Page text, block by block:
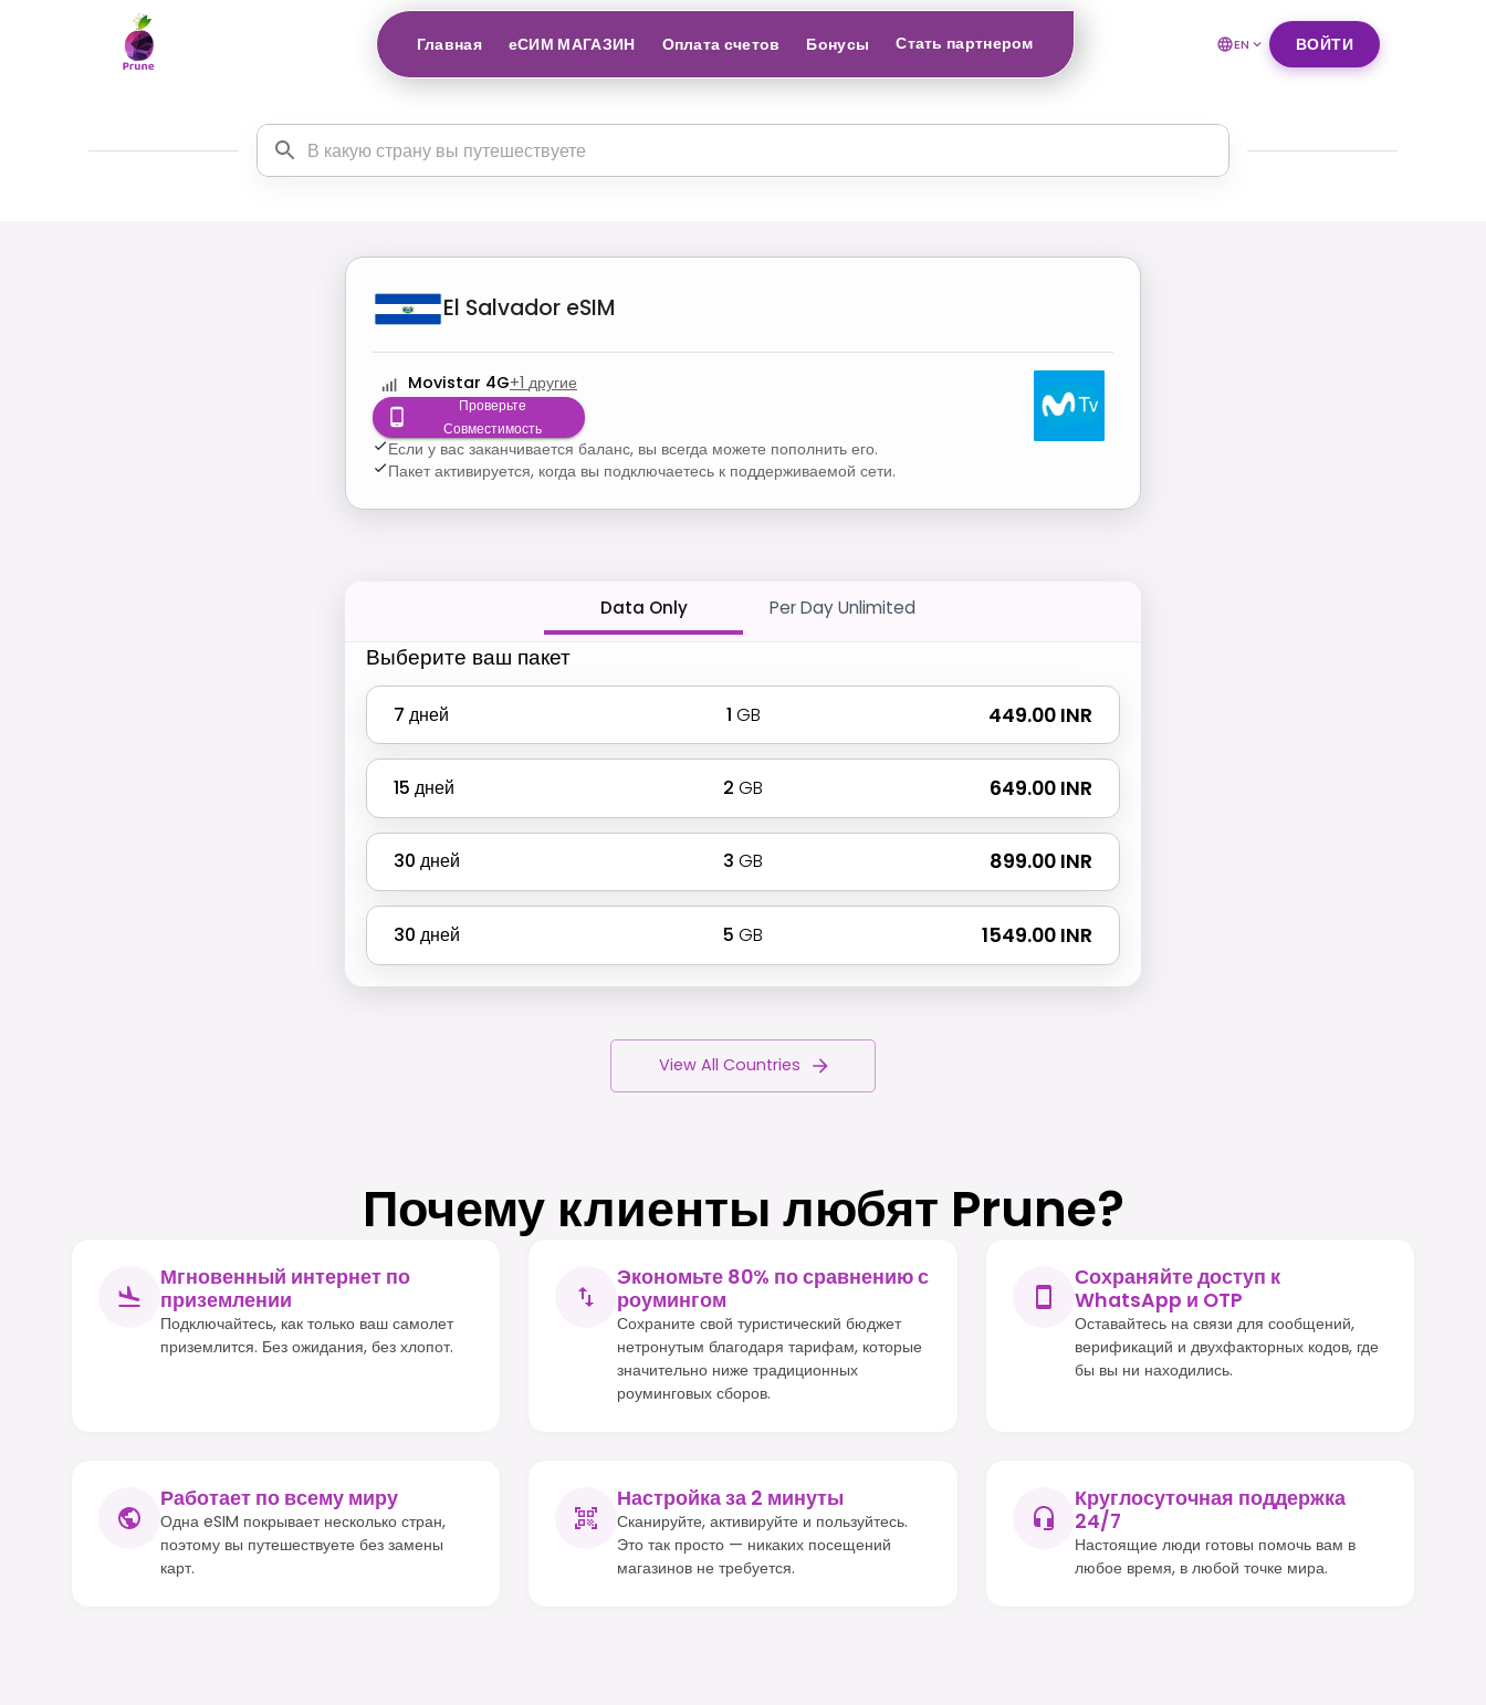
Главная еСИМ МАГАЗИН Оплата счетов Бонусы Стать партнером EN ВОЙТИ
El Salvador eSIM
Movistar 4G+1 другие
Проверьте
Совместимость
Если у вас заканчивается баланс, вы всегда можете пополнить его.
Пакет активируется, когда вы подключаетесь к поддерживаемой сети.
Data Only Per Day Unlimited
Выберите ваш пакет
7 дней 1 GB ₹ 449.00 INR
15 дней 2 GB ₹ 649.00 INR
30 дней 3 GB ₹ 899.00 INR
30 дней 5 GB ₹ 1549.00 INR
View All Countries
Почему клиенты любят Prune?
Мгновенный интернет по
приземлении
Подключайтесь, как только ваш самолет
приземлится. Без ожидания, без хлопот.
Экономьте 80% по сравнению с
роумингом
Сохраните свой туристический бюджет
нетронутым благодаря тарифам, которые
значительно ниже традиционных
роуминговых сборов.
Сохраняйте доступ к
WhatsApp и OTP
Оставайтесь на связи для сообщений,
верификаций и двухфакторных кодов, где
бы вы ни находились.
Работает по всему миру
Одна eSIM покрывает несколько стран,
поэтому вы путешествуете без замены
карт.
Настройка за 2 минуты
Сканируйте, активируйте и пользуйтесь.
Это так просто — никаких посещений
магазинов не требуется.
Круглосуточная поддержка
24/7
Настоящие люди готовы помочь вам в
любое время, в любой точке мира.